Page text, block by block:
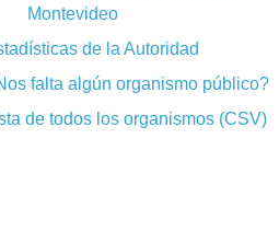
Montevideo
de la Autoridad
falta algún organismo público?
de todos los organismos (CSV)